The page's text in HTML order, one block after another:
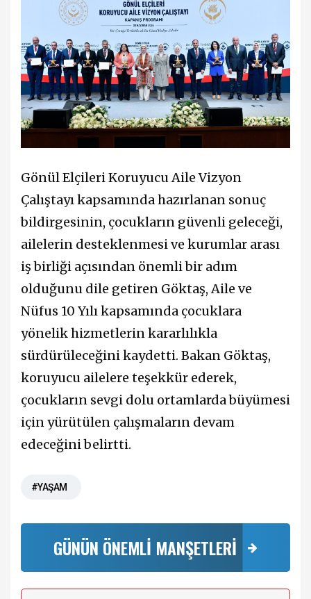
Gönül Elçileri Koruyucu Aile Vizyon
Çalıştayı kapsamında hazırlanan sonuç
bildirgesinin, çocukların güvenli geleceği,
ailelerin desteklenmesi ve kurumlar arası
iş birliği açısından önemli bir adım
olduğunu dile getiren Göktaş, Aile ve
Nüfus 10 Yılı kapsamında çocuklara
yönelik hizmetlerin kararlılıkla
sürdürüleceğini kaydetti. Bakan Göktaş,
koruyucu ailelere teşekkür ederek,
çocukların sevgi dolu ortamlarda büyümesi
için yürütülen çalışmaların devam
edeceğini belirtti.
#YAŞAM
GÜNÜN ÖNEMLİ MANŞETLERİ